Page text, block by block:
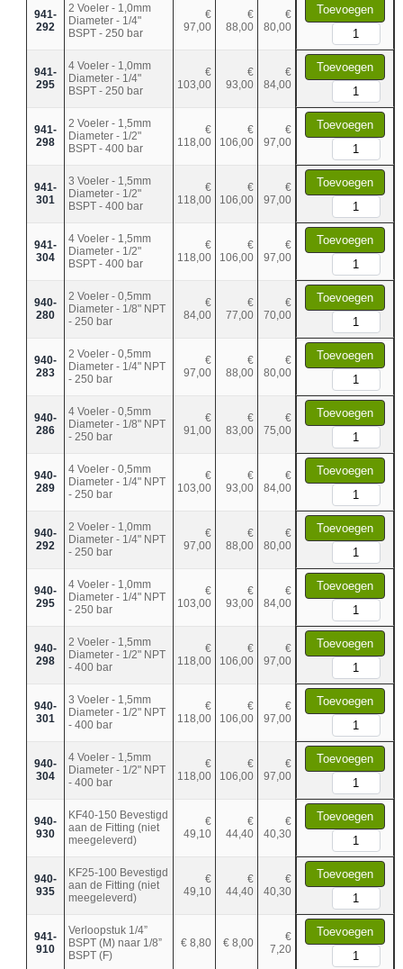
941-
292
2 Voeler - 1,0mm
Diameter - 1/4"
BSPT - 250 bar
€
97,00
€
88,00
€
80,00
Toevoegen
941-
295
4 Voeler - 1,0mm
Diameter - 1/4"
BSPT - 250 bar
€
103,00
€
93,00
€
84,00
Toevoegen
941-
298
2 Voeler - 1,5mm
Diameter - 1/2"
BSPT - 400 bar
€
118,00
€
106,00
€
97,00
Toevoegen
941-
301
3 Voeler - 1,5mm
Diameter - 1/2"
BSPT - 400 bar
€
118,00
€
106,00
€
97,00
Toevoegen
941-
304
4 Voeler - 1,5mm
Diameter - 1/2"
BSPT - 400 bar
€
118,00
€
106,00
€
97,00
Toevoegen
940-
280
2 Voeler - 0,5mm
Diameter - 1/8" NPT
- 250 bar
€
84,00
€
77,00
€
70,00
Toevoegen
940-
283
2 Voeler - 0,5mm
Diameter - 1/4" NPT
- 250 bar
€
97,00
€
88,00
€
80,00
Toevoegen
940-
286
4 Voeler - 0,5mm
Diameter - 1/8" NPT
- 250 bar
€
91,00
€
83,00
€
75,00
Toevoegen
940-
289
4 Voeler - 0,5mm
Diameter - 1/4" NPT
- 250 bar
€
103,00
€
93,00
€
84,00
Toevoegen
940-
292
2 Voeler - 1,0mm
Diameter - 1/4" NPT
- 250 bar
€
97,00
€
88,00
€
80,00
Toevoegen
940-
295
4 Voeler - 1,0mm
Diameter - 1/4" NPT
- 250 bar
€
103,00
€
93,00
€
84,00
Toevoegen
940-
298
2 Voeler - 1,5mm
Diameter - 1/2" NPT
- 400 bar
€
118,00
€
106,00
€
97,00
Toevoegen
940-
301
3 Voeler - 1,5mm
Diameter - 1/2" NPT
- 400 bar
€
118,00
€
106,00
€
97,00
Toevoegen
940-
304
4 Voeler - 1,5mm
Diameter - 1/2" NPT
- 400 bar
€
118,00
€
106,00
€
97,00
Toevoegen
940-
930
KF40-150 Bevestigd
aan de Fitting (niet
meegeleverd)
€
49,10
€
44,40
€
40,30
Toevoegen
940-
935
KF25-100 Bevestigd
aan de Fitting (niet
meegeleverd)
€
49,10
€
44,40
€
40,30
Toevoegen
941-
910
Verloopstuk 1/4”
BSPT (M) naar 1/8”
BSPT (F)
€ 8,80 € 8,00
€
7,20
Toevoegen